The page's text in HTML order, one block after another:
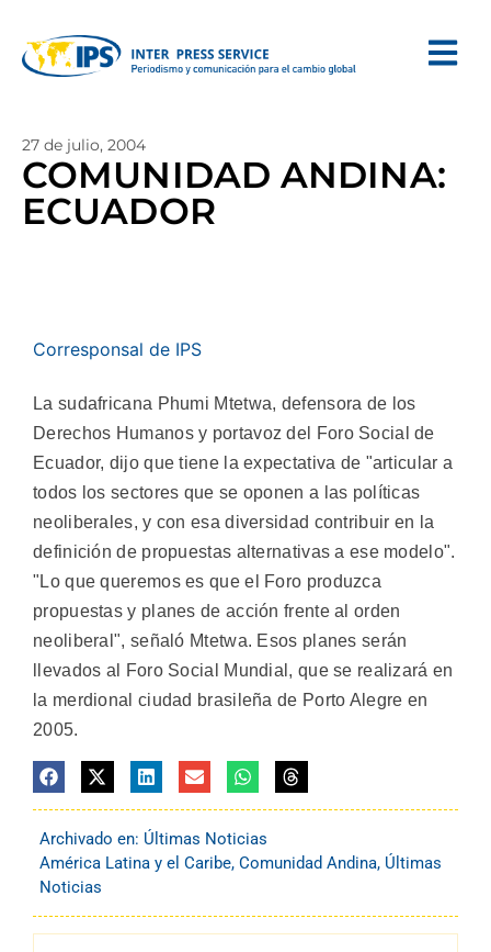
27 de julio, 2004
COMUNIDAD ANDINA:
ECUADOR
Corresponsal de IPS
La sudafricana Phumi Mtetwa, defensora de los
Derechos Humanos y portavoz del Foro Social de
Ecuador, dijo que tiene la expectativa de "articular a
todos los sectores que se oponen a las políticas
neoliberales, y con esa diversidad contribuir en la
definición de propuestas alternativas a ese modelo".
"Lo que queremos es que el Foro produzca
propuestas y planes de acción frente al orden
neoliberal", señaló Mtetwa. Esos planes serán
llevados al Foro Social Mundial, que se realizará en
la merdional ciudad brasileña de Porto Alegre en
2005.
Archivado en: Últimas Noticias
América Latina y el Caribe, Comunidad Andina, Últimas
Noticias